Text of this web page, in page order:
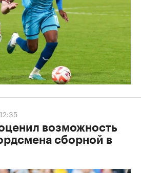
возможность
сборной в